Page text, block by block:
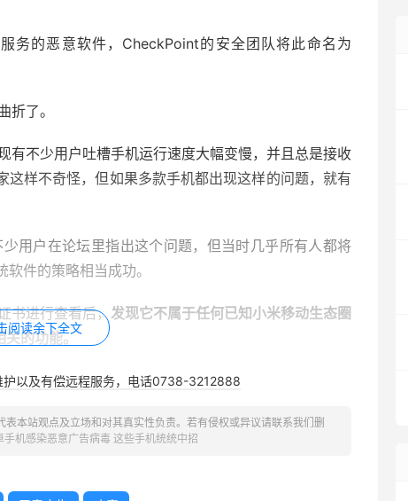
务的恶意软件，CheckPoint的安全团队将此命名为
折了。
有不少用户吐槽手机运行速度大幅变慢，并且总是接收
这样不奇怪，但如果多款手机都出现这样的问题，就有
用户在论坛里指出这个问题，但当时几乎所有人都将
件的策略相当成功。
书进行查看后， 发现它不属于任何已知小米移动生态圈
的功能。
潜入用户的手机中的？
安装信息仔细观测及大量额外数据分析后，怀疑该恶
前的某个环节。
是通过中国电话分销商“TianPai”购买的，
阅读余下全文
护以及有偿远程服务，电话0738-3212888
本站观点及立场和对其真实性负责。若有侵权或异议请联系我们删
机感染恶意广告病毒 这些手机统统中招